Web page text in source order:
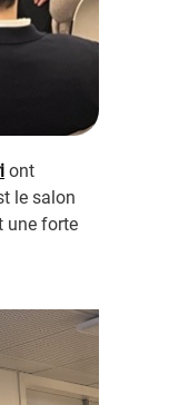
ont
le salon
une forte